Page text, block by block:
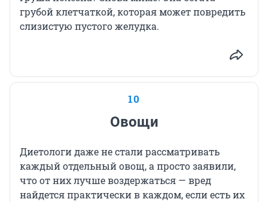
грубой клетчаткой, которая может повредить
слизистую пустого желудка.
10
Овощи
Диетологи даже не стали рассматривать
каждый отдельный овощ, а просто заявили,
что от них лучше воздержаться — вред
найдется практически в каждом, если есть их